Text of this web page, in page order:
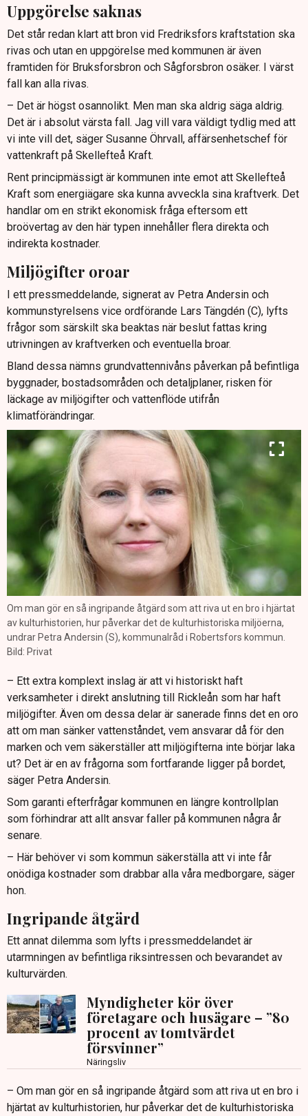
Uppgörelse saknas
Det står redan klart att bron vid Fredriksfors kraftstation ska
rivas och utan en uppgörelse med kommunen är även
framtiden för Bruksforsbron och Sågforsbron osäker. I värst
fall kan alla rivas.
– Det är högst osannolikt. Men man ska aldrig säga aldrig.
Det är i absolut värsta fall. Jag vill vara väldigt tydlig med att
vi inte vill det, säger Susanne Öhrvall, affärsenhetschef för
vattenkraft på Skellefteå Kraft.
Rent principmässigt är kommunen inte emot att Skellefteå
Kraft som energiägare ska kunna avveckla sina kraftverk. Det
handlar om en strikt ekonomisk fråga eftersom ett
broövertag av den här typen innehåller flera direkta och
indirekta kostnader.
Miljögifter oroar
I ett pressmeddelande, signerat av Petra Andersin och
kommunstyrelsens vice ordförande Lars Tängdén (C), lyfts
frågor som särskilt ska beaktas när beslut fattas kring
utrivningen av kraftverken och eventuella broar.
Bland dessa nämns grundvattennivåns påverkan på befintliga
byggnader, bostadsområden och detaljplaner, risken för
läckage av miljögifter och vattenflöde utifrån
klimatförändringar.
Om man gör en så ingripande åtgärd som att riva ut en bro i hjärtat
av kulturhistorien, hur påverkar det de kulturhistoriska miljöerna,
undrar Petra Andersin (S), kommunalråd i Robertsfors kommun.
Bild: Privat
– Ett extra komplext inslag är att vi historiskt haft
verksamheter i direkt anslutning till Rickleån som har haft
miljögifter. Även om dessa delar är sanerade finns det en oro
att om man sänker vattenståndet, vem ansvarar då för den
marken och vem säkerställer att miljögifterna inte börjar laka
ut? Det är en av frågorna som fortfarande ligger på bordet,
säger Petra Andersin.
Som garanti efterfrågar kommunen en längre kontrollplan
som förhindrar att allt ansvar faller på kommunen några år
senare.
– Här behöver vi som kommun säkerställa att vi inte får
onödiga kostnader som drabbar alla våra medborgare, säger
hon.
Ingripande åtgärd
Ett annat dilemma som lyfts i pressmeddelandet är
utarmningen av befintliga riksintressen och bevarandet av
kulturvärden.
Myndigheter kör över
företagare och husägare – ”80
procent av tomtvärdet
försvinner”
Näringsliv
– Om man gör en så ingripande åtgärd som att riva ut en bro i
hjärtat av kulturhistorien, hur påverkar det de kulturhistoriska